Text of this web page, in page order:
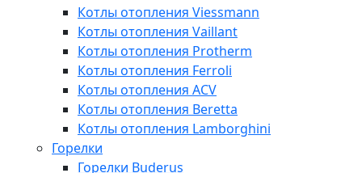
Котлы отопления Viessmann
Котлы отопления Vaillant
Котлы отопления Protherm
Котлы отопления Ferroli
Котлы отопления ACV
Котлы отопления Beretta
Котлы отопления Lamborghini
Горелки
Горелки Buderus